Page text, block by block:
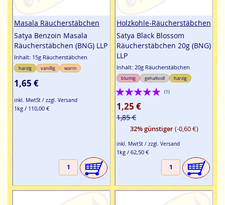
Masala Räucherstäbchen
Satya Benzoin Masala
Räucherstäbchen (BNG) LLP
Inhalt: 15g Räucherstäbchen
harzig vanillig warm
1,65 €
inkl. MwtSt / zzgl. Versand
1kg / 110,00 €
Holzkohle-Räucherstäbchen
Satya Black Blossom
Räucherstäbchen 20g (BNG)
LLP
Inhalt: 20g Räucherstäbchen
blumig gehaltvoll harzig
Bewertung:
100%
(1)
1,25 €
1,85 €
32% günstiger(-0,60 €)
inkl. MwtSt / zzgl. Versand
1kg / 62,50 €